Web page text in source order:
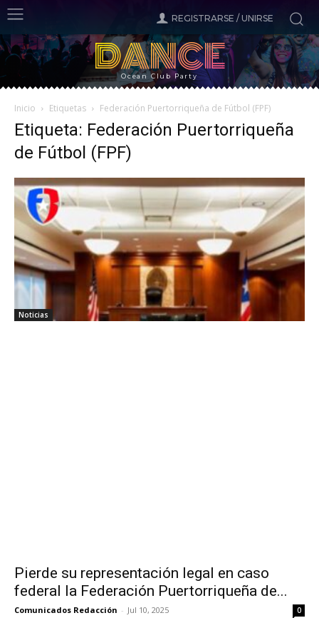
REGISTRARSE / UNIRSE
DANCE
Ocean Club Party
Inicio Etiquetas Federación Puertorriqueña de Fútbol (FPF)
Etiqueta: Federación Puertorriqueña
de Fútbol (FPF)
Noticias
Pierde su representación legal en caso
federal la Federación Puertorriqueña de...
Comunicados Redacción - Jul 10, 2025 0